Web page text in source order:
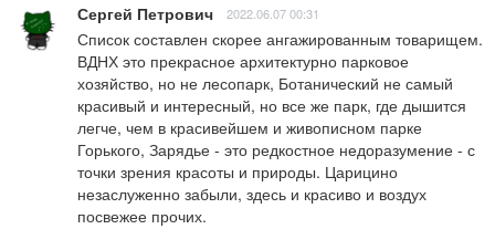
Сергей Петрович 2022.06.07 00:31
Список составлен скорее ангажированным товарищем.
ВДНХ это прекрасное архитектурно парковое
хозяйство, но не лесопарк, Ботанический не самый
красивый и интересный, но все же парк, где дышится
легче, чем в красивейшем и живописном парке
Горького, Зарядье - это редкостное недоразумение - с
точки зрения красоты и природы. Царицино
незаслуженно забыли, здесь и красиво и воздух
посвежее прочих.